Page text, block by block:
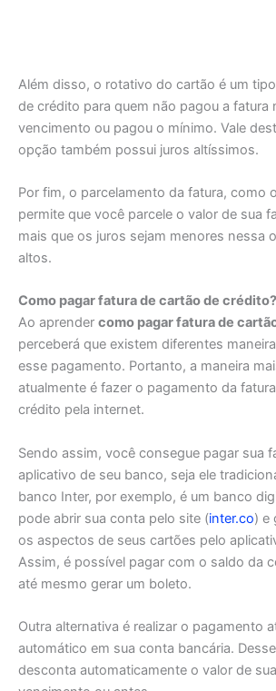
Além disso, o rotativo do cartão é um
de crédito para quem não pagou a fatura
vencimento ou pagou o mínimo. Vale
opção também possui juros altíssimos.
Por fim, o parcelamento da fatura, como
permite que você parcele o valor de sua
mais que os juros sejam menores nessa
altos.
Como pagar fatura de cartão de crédito?
Ao aprender como pagar fatura de
perceberá que existem diferentes
esse pagamento. Portanto, a maneira
atualmente é fazer o pagamento da
crédito pela internet.
Sendo assim, você consegue pagar sua
aplicativo de seu banco, seja ele
banco Inter, por exemplo, é um banco
pode abrir sua conta pelo site (inter.co) e
os aspectos de seus cartões pelo
Assim, é possível pagar com o saldo da
até mesmo gerar um boleto.
Outra alternativa é realizar o pagamento
automático em sua conta bancária.
desconta automaticamente o valor de